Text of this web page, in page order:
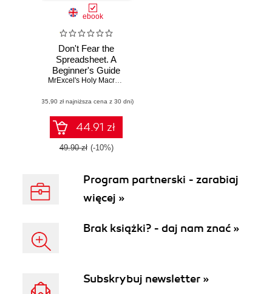
ebook
Don't Fear the
Spreadsheet. A
Beginner's Guide
to Overcoming
Frustrations
MrExcel's Holy Macro! Books
(35,90 zł najniższa cena z 30 dni)
44.91 zł
49.90 zł (-10%)
Program partnerski - zarabiaj
więcej »
Brak książki? - daj nam znać »
Subskrybuj newsletter »